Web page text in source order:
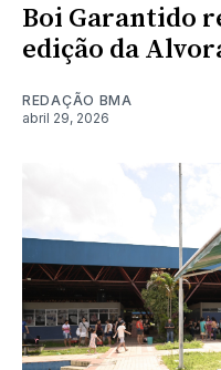
Boi Garantido
edição da
REDAÇÃO BMA
abril 29, 2026